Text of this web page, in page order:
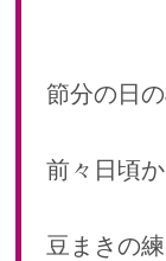
2024年 07月(22)
2024年 05月(21)
2024年 03月(20)
節分の日
前々日頃
豆まきの